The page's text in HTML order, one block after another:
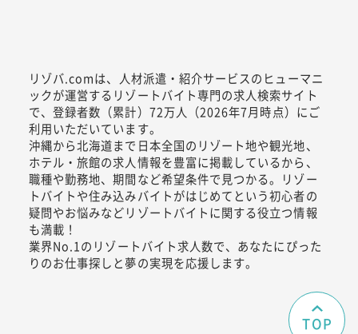
リゾバ.comは、人材派遣・紹介サービスのヒューマニ
ックが運営するリゾートバイト専門の求人検索サイト
で、登録者数（累計）72万人（2026年7月時点）にご
利用いただいています。
沖縄から北海道まで日本全国のリゾート地や観光地、
ホテル・旅館の求人情報を豊富に掲載しているから、
職種や勤務地、期間など希望条件で見つかる。リゾー
トバイトや住み込みバイトがはじめてという初心者の
疑問やお悩みなどリゾートバイトに関する役立つ情報
も満載！
業界No.1のリゾートバイト求人数で、あなたにぴった
りのお仕事探しと夢の実現を応援します。
TOP